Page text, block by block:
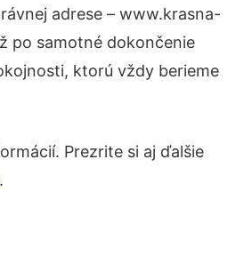
adrese – www.krasna-
po samotné dokončenie
ktorú vždy berieme
Prezrite si aj ďalšie
.